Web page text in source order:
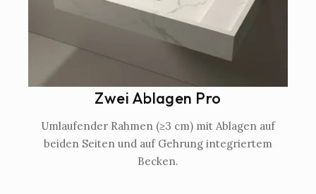
Zwei Ablagen Pro
Umlaufender Rahmen (≥3 cm) mit Ablagen auf
beiden Seiten und auf Gehrung integriertem
Becken.